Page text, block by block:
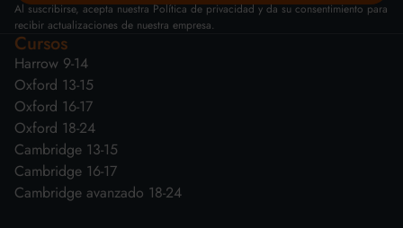
Al suscribirse, acepta nuestra Política de privacidad y da su consentimiento para
recibir actualizaciones de nuestra empresa.
Cursos
Harrow 9-14
Oxford 13-15
Oxford 16-17
Oxford 18-24
Cambridge 13-15
Cambridge 16-17
Cambridge avanzado 18-24